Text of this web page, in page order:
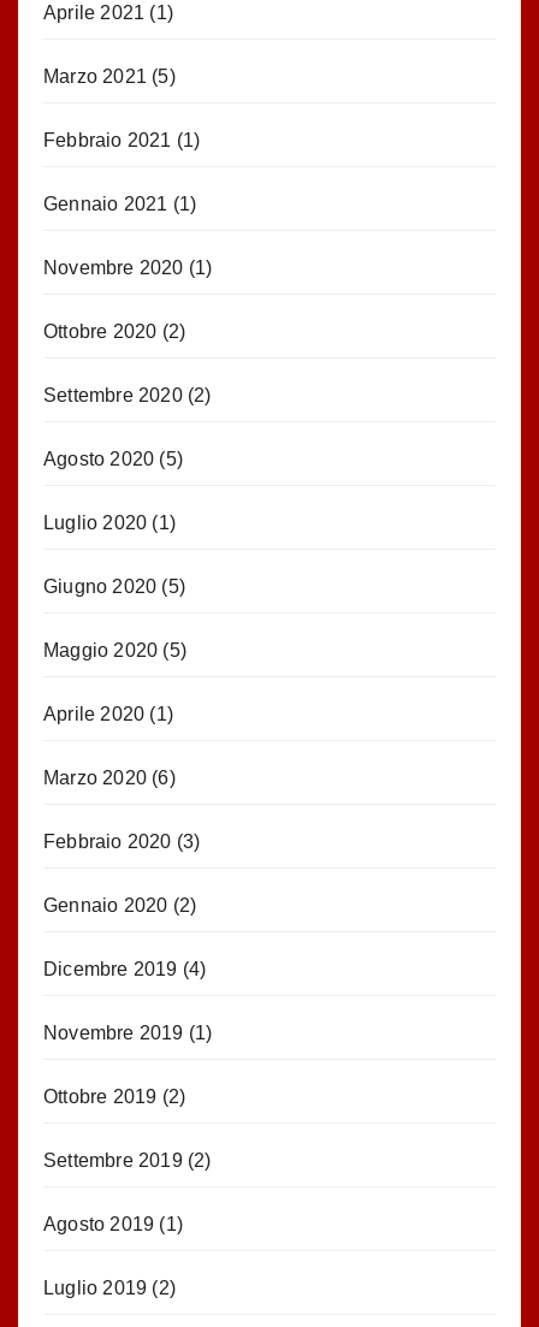
Aprile 2021 (1)
Marzo 2021 (5)
Febbraio 2021 (1)
Gennaio 2021 (1)
Novembre 2020 (1)
Ottobre 2020 (2)
Settembre 2020(2)
Agosto 2020 (5)
Luglio 2020 (1)
Giugno 2020 (5)
Maggio 2020 (5)
Aprile 2020 (1)
Marzo 2020 (6)
Febbraio 2020 (3)
Gennaio 2020 (2)
Dicembre 2019 (4)
Novembre 2019 (1)
Ottobre 2019 (2)
Settembre 2019(2)
Agosto 2019 (1)
Luglio 2019 (2)